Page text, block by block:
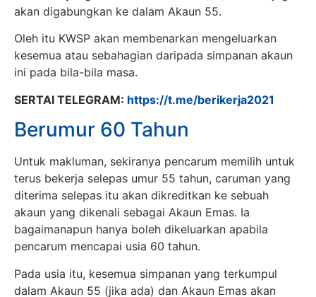
akan digabungkan ke dalam Akaun 55.
Oleh itu KWSP akan membenarkan mengeluarkan
kesemua atau sebahagian daripada simpanan akaun
ini pada bila-bila masa.
SERTAI TELEGRAM: https://t.me/berikerja2021
Berumur 60 Tahun
Untuk makluman, sekiranya pencarum memilih untuk
terus bekerja selepas umur 55 tahun, caruman yang
diterima selepas itu akan dikreditkan ke sebuah
akaun yang dikenali sebagai Akaun Emas. Ia
bagaimanapun hanya boleh dikeluarkan apabila
pencarum mencapai usia 60 tahun.
Pada usia itu, kesemua simpanan yang terkumpul
dalam Akaun 55 (jika ada) dan Akaun Emas akan